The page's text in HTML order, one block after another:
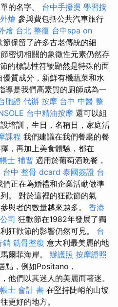
的名字。 台中手撥燙 學習按
燴 參與費包括公共汽車旅行
燴 台北 整復 台中spa on
節保留了許多古老傳統的細
密切相關的象徵性元素仍然存
的標誌性符號顯然是特殊的面
質成分，新鮮有機蔬菜和水
導是我們高素質的廚師成為一
胞證 代辦 按摩 台中 中醫 整
台中精油按摩 還可以組
培訓，生日，名稱日，家庭活
課程 我們建議在我們餐廳的餐
，再加上美食體驗，都在
士 補習 適用於葡萄酒晚餐，
台中 整骨 dcard 泰國簽證 台
們正在為婚禮和企業活動做準
。 對於這裡的狂歡節的氣
與者的數量越來越多。 香港
司 狂歡節在1982年發展了獨
狂歡節的影響仍然可見。 台
銷 筋骨整復 意大利最美麗的地
爾菲海岸。 辦護照 按摩證照
點，例如Positano，
他們以其迷人的美麗而著迷。
士 會計 書 在堅持陡峭的山坡
更好的地方。